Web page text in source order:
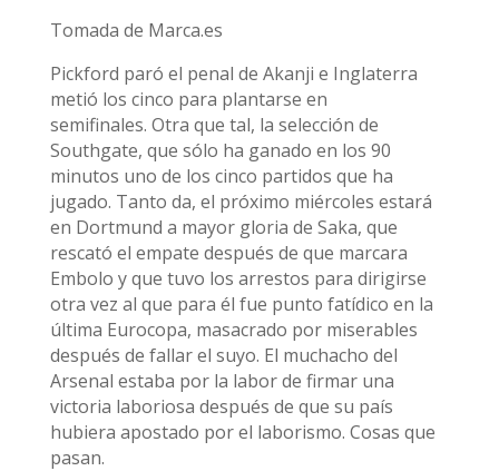
Tomada de Marca.es
Pickford paró el penal de Akanji e Inglaterra
metió los cinco para plantarse en
semifinales. Otra que tal, la selección de
Southgate, que sólo ha ganado en los 90
minutos uno de los cinco partidos que ha
jugado. Tanto da, el próximo miércoles estará
en Dortmund a mayor gloria de Saka, que
rescató el empate después de que marcara
Embolo y que tuvo los arrestos para dirigirse
otra vez al que para él fue punto fatídico en la
última Eurocopa, masacrado por miserables
después de fallar el suyo. El muchacho del
Arsenal estaba por la labor de firmar una
victoria laboriosa después de que su país
hubiera apostado por el laborismo. Cosas que
pasan.